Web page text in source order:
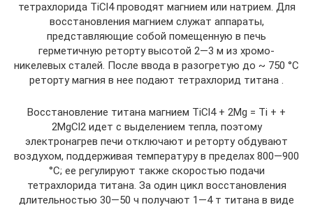
тетрахлорида TiCl4 проводят магнием или натрием. Для
восстановления магнием служат аппараты,
представляющие собой помещенную в печь
герметичную реторту высотой 2—3 м из хромо-
никелевых сталей. После ввода в разогретую до ~ 750 °С
реторту магния в нее подают тетрахлорид титана .
Восстановление титана магнием TiCl4 + 2Mg = Ti + +
2MgCl2 идет с выделением тепла, поэтому
электронагрев печи отключают и реторту обдувают
воздухом, поддерживая температуру в пределах 800—900
°С; ее регулируют также скоростью подачи
тетрахлорида титана. За один цикл восстановления
длительностью 30—50 ч получают 1—4 т титана в виде